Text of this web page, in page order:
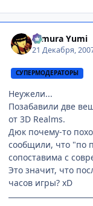
Himura Yumi
21 Декабря,
СУПЕРМОДЕРАТОРЫ
Неужели...
Позабавили две
от 3D Realms.
Дюк почему-то
сообщили, что "по
сопоставима с
Это значит, что
часов игры? xD